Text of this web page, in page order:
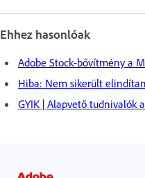
Ehhez hasonlóak
Adobe Stock-bővítmény a
Hiba: Nem sikerült
GYIK | Alapvető tudnivalók